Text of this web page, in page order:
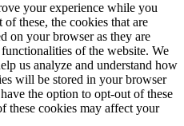
your experience while you
these, the cookies that are
on your browser as they are
of the website. We
us analyze and understand how
will be stored in your browser
the option to opt-out of these
these cookies may affect your